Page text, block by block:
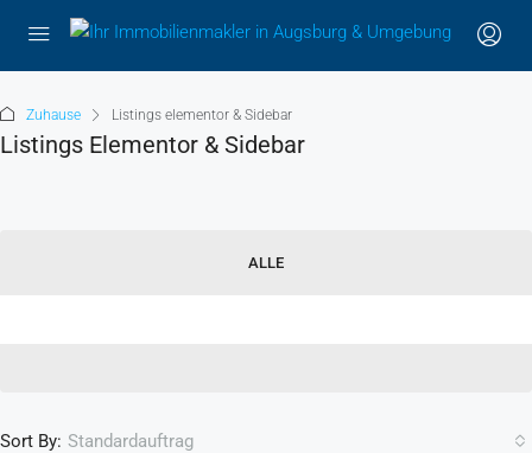
Zuhause Listings elementor & Sidebar
Listings Elementor & Sidebar
ALLE
Sort By: Standardauftrag